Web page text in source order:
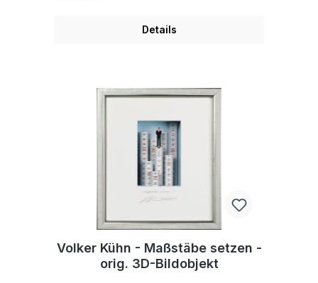
Details
Volker Kühn - Maßstäbe setzen -
orig. 3D-Bildobjekt